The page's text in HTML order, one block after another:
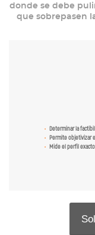
donde se debe
que sobrepasen
Determinar la
Permite objetivizar
Mide el perfil